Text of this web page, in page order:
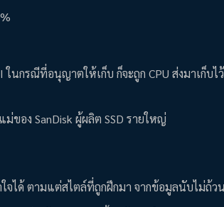
นกรณีที่อนุญาตให้เก็บ ก็จะถูก CPU ส่งมาเก็บไ
อง SanDisk ผู้ผลิต SSD รายใหญ่
จได้ ตามแต่สไตล์ที่ถูกฝึกมา จากข้อมูลนับไม่ถ้วน